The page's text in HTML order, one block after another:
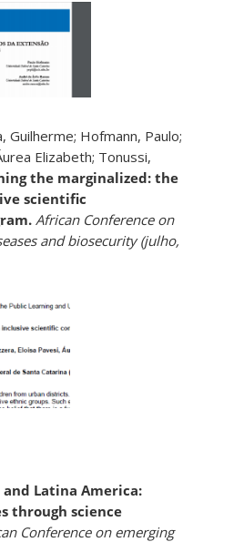
Guilherme; Hofmann, Paulo;
Elizabeth; Tonussi,
the marginalized: the
scientific
African Conference on
and biosecurity (julho,
Latina America:
through science
Conference on emerging